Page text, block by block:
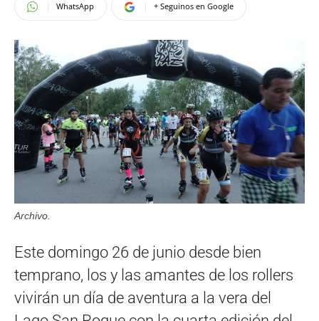
WhatsApp + Seguinos en Google
Archivo.
Este domingo 26 de junio desde bien
temprano, los y las amantes de los rollers
vivirán un día de aventura a la vera del